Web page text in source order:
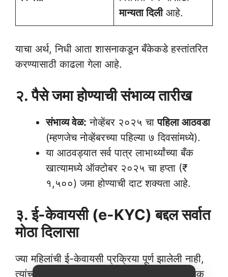
मान्यता दिलीआहे.
याचा अर्थ, निधी आता शासनाकडून बँकेकडे हस्तांतरित
करण्यासाठी काढला गेला आहे.
२. पैसे जमा होण्याची संभाव्य तारीख
संभाव्य वेळ: नोव्हेंबर २०२५ चापहिला आठवडा
(म्हणजेच नोव्हेंबरच्या पहिल्या ७ दिवसांमध्ये).
या आठवड्यात सर्व पात्र लाभार्थ्यांच्या बँक
खात्यामध्ये ऑक्टोबर २०२५ चा हप्ता (₹
१,५००) जमा होण्याची दाट शक्यता आहे.
३. ई-केवायसी (e-KYC) बद्दल सर्वात
मोठा दिलासा
ज्या महिलांची ई-केवायसी प्रक्रिया पूर्ण झालेली नाही,
त्यांच्यासाठी या हप्त्याबाबत एक अतिशय दिलासादायक